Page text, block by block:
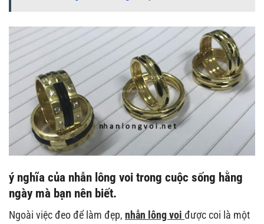
ý nghĩa của nhẫn lông voi trong cuộc sống hằng
ngày mà bạn nên biết.
Ngoài việc đeo để làm đẹp, nhẫn lông voi được coi là một